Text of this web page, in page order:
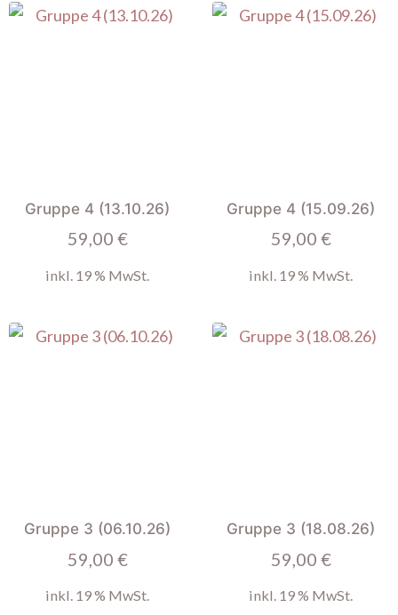
Gruppe 4 (13.10.26)
59,00 €
inkl. 19 % MwSt.
Gruppe 4 (15.09.26)
59,00 €
inkl. 19 % MwSt.
Gruppe 3 (06.10.26)
59,00 €
inkl. 19 % MwSt.
Gruppe 3 (18.08.26)
59,00 €
inkl. 19 % MwSt.